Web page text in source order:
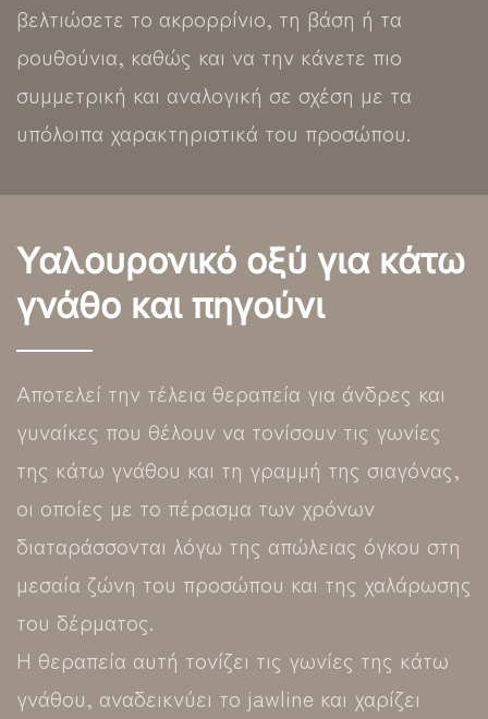
βελτιώσετε το ακρορρίνιο, τη βάση ή τα
ρουθούνια, καθώς και να την κάνετε πιο
συμμετρική και αναλογική σε σχέση με τα
υπόλοιπα χαρακτηριστικά του προσώπου.
Υαλουρονικό οξύ για κάτω
γνάθο και πηγούνι
Αποτελεί την τέλεια θεραπεία για άνδρες και
γυναίκες που θέλουν να τονίσουν τις γωνίες
της κάτω γνάθου και τη γραμμή της σιαγόνας,
οι οποίες με το πέρασμα των χρόνων
διαταράσσονται λόγω της απώλειας όγκου στη
μεσαία ζώνη του προσώπου και της χαλάρωσης
του δέρματος.
Η θεραπεία αυτή τονίζει τις γωνίες της κάτω
γνάθου, αναδεικνύει το jawline και χαρίζει